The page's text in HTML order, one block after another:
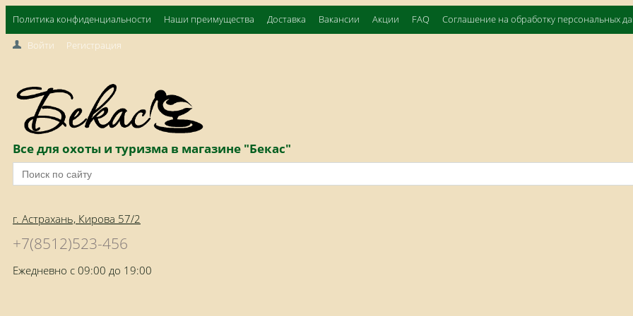
Политика конфиденциальности Наши преимущества Доставка Вакансии Акции FAQ Соглашение на обработку персональных
Войти Регистрация
Все для охоты и туризма в магазине "Бекас"
г. Астрахань, Кирова 57/2
+7(8512)523-456
Ежедневно с 09:00 до 19:00